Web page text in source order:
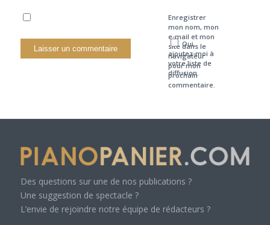
Enregistrer
mon nom, mon
e-mail et mon
site dans le
navigateur
pour mon
prochain
commentaire.
Oui,
ajoutez-moi à
votre liste de
diffusion.
Des questions sur une de nos publications ?
Une suggestion de spectacle ?
L’envie de rejoindre notre équipe de rédacteurs ?